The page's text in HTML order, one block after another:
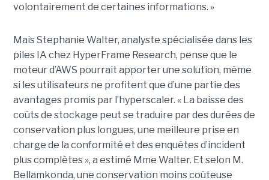
volontairement de certaines informations. »
Mais Stephanie Walter, analyste spécialisée dans les
piles IA chez HyperFrame Research, pense que le
moteur d’AWS pourrait apporter une solution, même
si les utilisateurs ne profitent que d’une partie des
avantages promis par l’hyperscaler. « La baisse des
coûts de stockage peut se traduire par des durées de
conservation plus longues, une meilleure prise en
charge de la conformité et des enquêtes d’incident
plus complètes », a estimé Mme Walter. Et selon M.
Bellamkonda, une conservation moins coûteuse